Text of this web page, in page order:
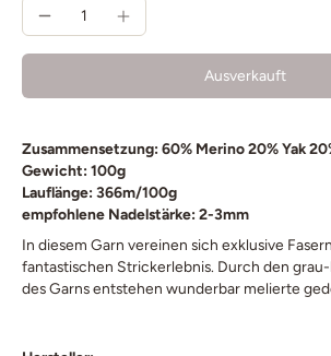
Ausverkauft
Zusammensetzung: 60% Merino 20% Yak
Gewicht: 100g
Lauflänge: 366m/100g
empfohlene Nadelstärke: 2-3mm
In diesem Garn vereinen sich exklusive
fantastischen Strickerlebnis. Durch den
des Garns entstehen wunderbar melierte